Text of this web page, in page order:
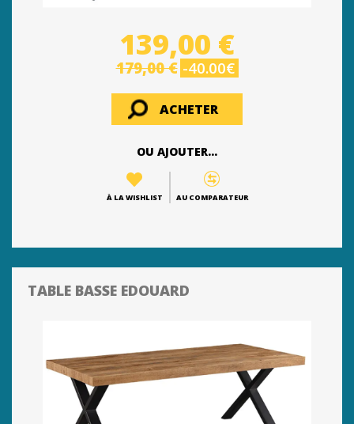
139,00 €
179,00 € -40.00€
ACHETER
OU AJOUTER...
À LA WISHLIST AU COMPARATEUR
TABLE BASSE EDOUARD